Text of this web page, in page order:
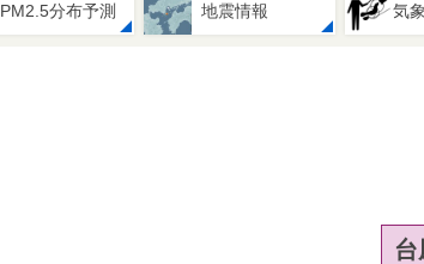
PM2.5分布予測 地震情報 気